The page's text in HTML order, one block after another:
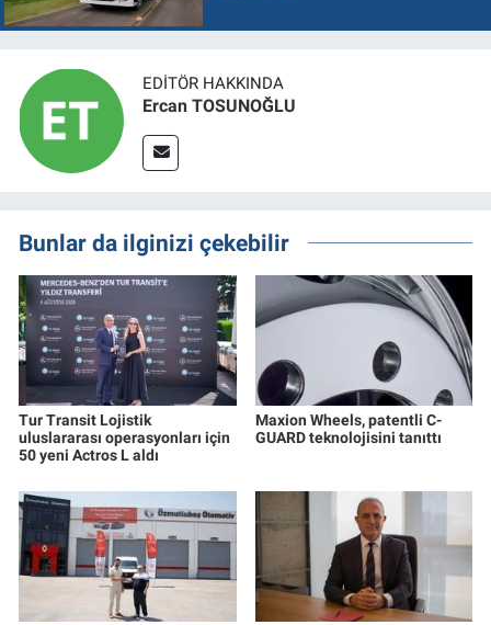
EDITÖR HAKKINDA
Ercan TOSUNOĞLU
Bunlar da ilginizi çekebilir
Tur Transit Lojistik
uluslararası operasyonları için
50 yeni Actros L aldı
Maxion Wheels, patentli C-
GUARD teknolojisini tanıttı